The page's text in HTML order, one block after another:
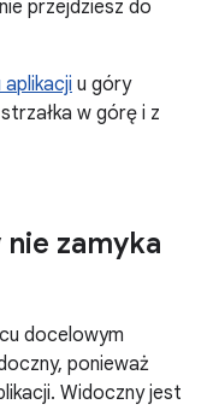
przejdziesz do
aplikacji u góry
w górę i z
zamyka
docelowym
ponieważ
Widoczny jest